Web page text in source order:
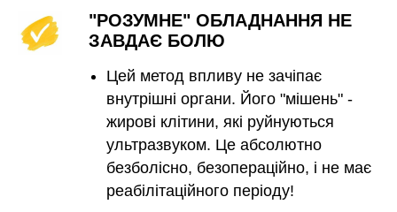
"РОЗУМНЕ" ОБЛАДНАННЯ НЕ
ЗАВДАЄ БОЛЮ
Цей метод впливу не зачіпає
внутрішні органи. Його "мішень" -
жирові клітини, які руйнуються
ультразвуком. Це абсолютно
безболісно, безопераційно, і не має
реабілітаційного періоду!